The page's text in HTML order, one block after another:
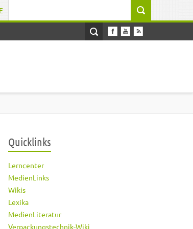
Quicklinks
Lerncenter
MedienLinks
Wikis
Lexika
MedienLiteratur
Verpackungstechnik-Wiki